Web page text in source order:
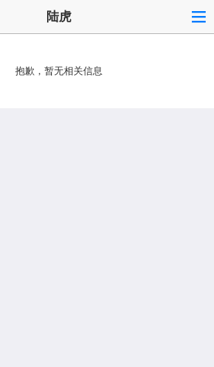
陆虎
抱歉，暂无相关信息